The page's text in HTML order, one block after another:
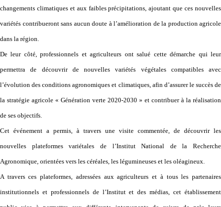
changements climatiques et aux faibles précipitations, ajoutant que ces nouvelles
variétés contribueront sans aucun doute à l’amélioration de la production agricole
dans la région.
De leur côté, professionnels et agriculteurs ont salué cette démarche qui leur
permettra de découvrir de nouvelles variétés végétales compatibles avec
l’évolution des conditions agronomiques et climatiques, afin d’assurer le succès de
la stratégie agricole « Génération verte 2020-2030 » et contribuer à la réalisation
de ses objectifs.
Cet événement a permis, à travers une visite commentée, de découvrir les
nouvelles plateformes variétales de l’Institut National de la Recherche
Agronomique, orientées vers les céréales, les légumineuses et les oléagineux.
A travers ces plateformes, adressées aux agriculteurs et à tous les partenaires
institutionnels et professionnels de l’Institut et des médias, cet établissement